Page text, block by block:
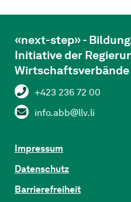
«next-step» -
Initiative der
Wirtschaftsverbände
+423 236 72 00
info.abb@llv.li
Impressum
Datenschutz
Barrierefreiheit